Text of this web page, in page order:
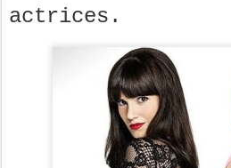
actrices.